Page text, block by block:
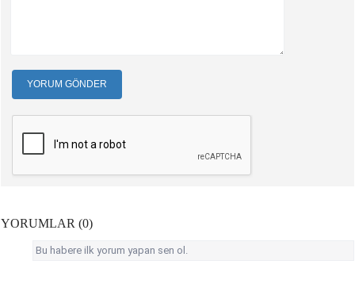
YORUM GÖNDER
YORUMLAR (0)
Bu habere ilk yorum yapan sen ol.